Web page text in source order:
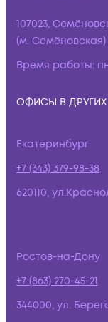
107023,
(м. Семёновская)
Время работы:
ОФИСЫ В
Екатеринбург
+7 (343) 379-98-38
620110,
Ростов-на-Дону
+7 (863) 270-45-21
344000, ул.